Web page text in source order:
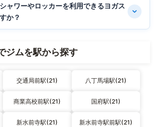
ャワーやロッカーを利用できるヨガス
か？
ジムを駅から探す
交通局前駅(21) 八丁馬場駅(21)
商業高校前駅(21) 国府駅(21)
新水前寺駅(21) 新水前寺駅前駅(21)